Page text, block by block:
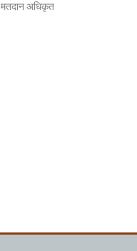
मतदान अधिकृत